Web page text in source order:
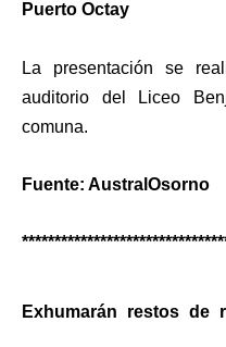
Puerto Octay
La presentación se
auditorio del Liceo
comuna.
Fuente: AustralOsorno
Exhumarán restos de